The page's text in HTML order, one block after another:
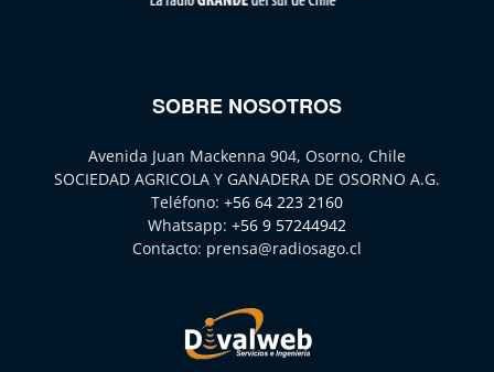
SOBRE NOSOTROS
Avenida Juan Mackenna 904, Osorno, Chile
SOCIEDAD AGRICOLA Y GANADERA DE OSORNO A.G.
Teléfono: +56 64 223 2160
Whatsapp: +56 9 57244942
Contacto: prensa@radiosago.cl